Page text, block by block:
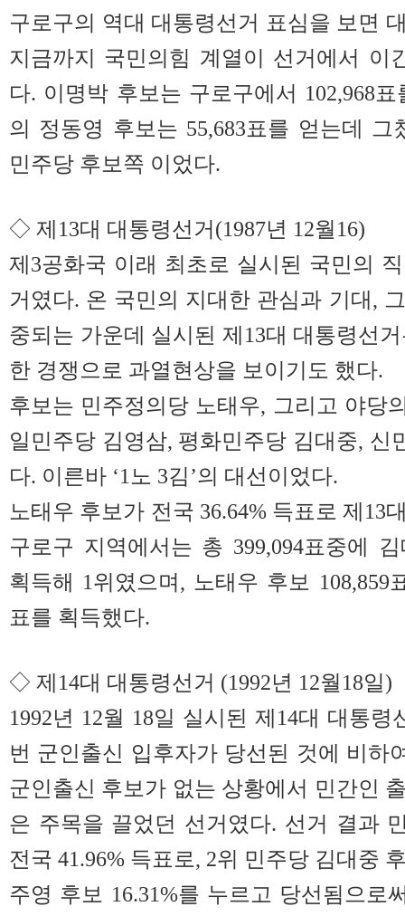
구로구의 역대 대통령선거 표심을 보면
지금까지 국민의힘 계열이 선거에서 이
다. 이명박 후보는 구로구에서 102,968
의 정동영 후보는 55,683표를 얻는데
민주당 후보쪽 이었다.
◇ 제13대 대통령선거(1987년 12월16)
제3공화국 이래 최초로 실시된 국민의
거였다. 온 국민의 지대한 관심과 기대,
중되는 가운데 실시된 제13대 대통령선
한 경쟁으로 과열현상을 보이기도 했다.
후보는 민주정의당 노태우, 그리고 야당
일민주당 김영삼, 평화민주당 김대중, 신
다. 이른바 ‘1노 3김’의 대선이었다.
노태우 후보가 전국 36.64% 득표로 제13
구로구 지역에서는 총 399,094표중에
획득해 1위였으며, 노태우 후보 108,859
표를 획득했다.
◇ 제14대 대통령선거 (1992년 12월18일)
1992년 12월 18일 실시된 제14대 대통
번 군인출신 입후자가 당선된 것에 비하
군인출신 후보가 없는 상황에서 민간인
은 주목을 끌었던 선거였다. 선거 결과
전국 41.96% 득표로, 2위 민주당 김대중
주영 후보 16.31%를 누르고 당선됨으로